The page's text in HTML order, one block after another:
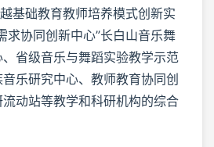
基础教育教师培养模式创新实
求协同创新中心”长白山音乐舞
省级音乐与舞蹈实验教学示范
乐研究中心、教师教育协同创
动站等教学和科研机构的综合